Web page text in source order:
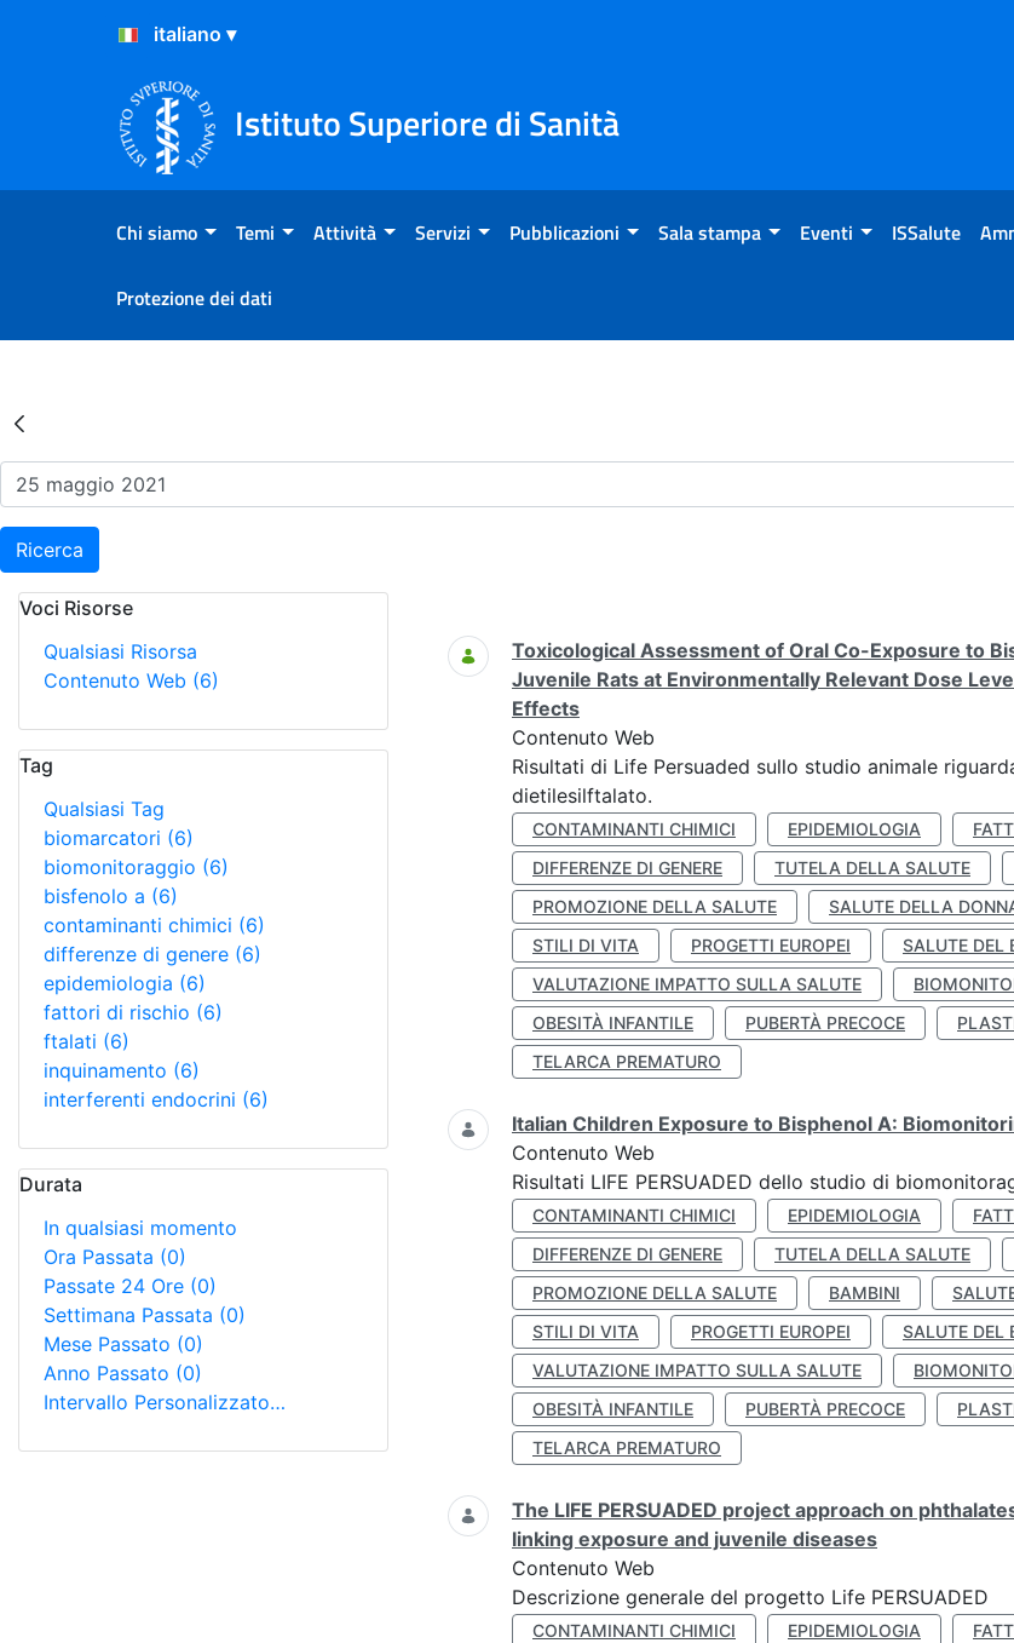
Salta al Contenuto
Salta al Footer
Istituto Superiore di Sanità
Chi siamo Temi Attività Servizi Pubblicazioni Sala stampa Eventi ISSalute
Protezione dei dati
Risultati della Ricerca - Eventi
Ricerca
Voci Risorse
Qualsiasi Risorsa
Contenuto Web (6)
Tag
Qualsiasi Tag
biomarcatori (6)
biomonitoraggio (6)
bisfenolo a (6)
contaminanti chimici (6)
differenze di genere (6)
epidemiologia (6)
fattori di rischio (6)
ftalati (6)
inquinamento (6)
interferenti endocrini (6)
Durata
In qualsiasi momento
Ora Passata (0)
Passate 24 Ore (0)
Settimana Passata (0)
Mese Passato (0)
Anno Passato (0)
Intervallo Personalizzato…
Ricerca
Toxicological Assessment of Oral Co-Exposure to
Juvenile Rats at Environmentally Relevant Dose
Effects
Contenuto Web
Risultati di Life Persuaded sullo studio animale
dietilesilftalato.
CONTAMINANTI CHIMICI EPIDEMIOLOGIA
DIFFERENZE DI GENERE
TUTELA DELLA SALUTE
PROMOZIONE DELLA SALUTE
SALUTE DELLA
STILI DI VITA
PROGETTI EUROPEI SALUTE DEL
VALUTAZIONE IMPATTO SULLA SALUTE
OBESITÀ INFANTILE
PUBERTÀ PRECOCE
TELARCA PREMATURO
Italian Children Exposure to Bisphenol A:
Contenuto Web
Risultati LIFE PERSUADED dello studio di
CONTAMINANTI CHIMICI EPIDEMIOLOGIA
DIFFERENZE DI GENERE
TUTELA DELLA SALUTE
PROMOZIONE DELLA SALUTE
BAMBINI
STILI DI VITA
PROGETTI EUROPEI SALUTE DEL
VALUTAZIONE IMPATTO SULLA SALUTE
OBESITÀ INFANTILE
PUBERTÀ PRECOCE
TELARCA PREMATURO
The LIFE PERSUADED project approach on
linking exposure and juvenile diseases
Contenuto Web
Descrizione generale del progetto Life PERSUADED
CONTAMINANTI CHIMICI EPIDEMIOLOGIA